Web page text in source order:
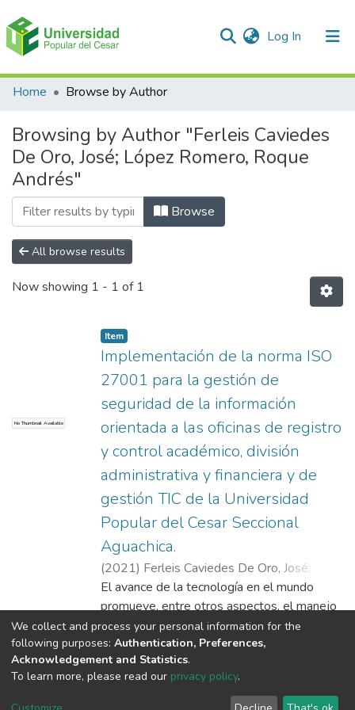
Log In (current)
Communities & Collections
Home Browse by Author
Browsing by Author "Ferleis Caviedes
De Oro, José; López Romero, Roque
Andrés"
Browse
All browse results
Now showing 1 - 1 of 1
No Thumbnail Available
Item
Implementación de la norma ISO
27001 para la gestión de
seguridad de la información
orientada a las oficinas de registro
y control académico, división
administrativa y financiera y de
gestión TIC de la Universidad
Popular del Cesar Seccional
Aguachica.
(2021) Ferleis Caviedes De Oro, José;
López Romero, Roque Andrés
El avance de la tecnología en el mundo
promueve, entre otros aspectos, el manejo
adecuado de la información, la cual puede
considerarse como primordial para los
intereses de las empresas. Por lo cual, se
buscan leyes, normas o reglamentos que
controlen la seguridad de la información. En
Show more
We collect and process your personal information for the
following purposes: Authentication, Preferences,
Acknowledgement and Statistics.
To learn more, please read our privacy policy.